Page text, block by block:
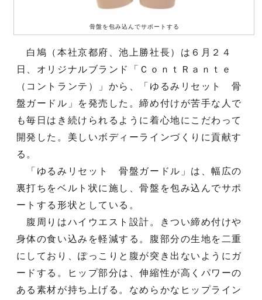
骨盤を包み込んでサポートする
白鳩（本社京都府、池上勝社長）は６月２４
日、オリジナルブランド「ＣｏｎｔＲａｎｔｅ
（コントランテ）」から、「ゆるみリセット 骨
盤ガードル」を発売した。締め付けが苦手な人で
も毎日はき続けられるように着心地にこだわって
開発した。美しいボディーラインづくりに貢献す
る。
「ゆるみリセット 骨盤ガードル」は、幅広の
裏打ちをベルト状に施し、骨盤を包み込んでサポ
ートする形状としている。
腹周りはハイウエスト設計。きつい締め付けや
身体の食い込みを軽減する。腹部分の生地を二重
にしており、ぽっこりと腹が突き出ないようにガ
ードする。ヒップ部分は、伸縮性が高くパワーの
ある素材が持ち上げる。なめらかなヒップライン